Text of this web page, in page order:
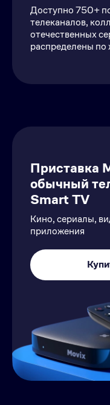
Доступно 750+
телеканалов,
отечественных
распределены по
Приставка
обычный
Smart TV
Кино, сериалы,
приложения